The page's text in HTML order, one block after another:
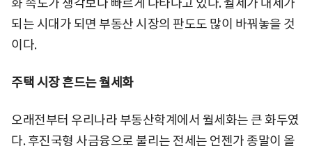
되는 시대가 되면 부동산 시장의 판도도 많이 바꿔놓을 것
이다.
주택 시장 흔드는 월세화
오래전부터 우리나라 부동산학계에서 월세화는 큰 화두였
다. 후진국형 사금융으로 불리는 전세는 언젠가 종말이 올